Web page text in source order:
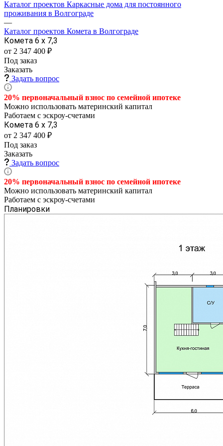
Каталог проектов Каркасные дома для постоянного
проживания в Волгограде
—
Каталог проектов Комета в Волгограде
Комета 6 х 7,3
от 2 347 400 ₽
Под заказ
Заказать
Задать вопрос
20% первоначальный взнос по семейной ипотеке
Можно использовать материнский капитал
Работаем с эскроу-счетами
Комета 6 х 7,3
от 2 347 400 ₽
Под заказ
Заказать
Задать вопрос
20% первоначальный взнос по семейной ипотеке
Можно использовать материнский капитал
Работаем с эскроу-счетами
Планировки